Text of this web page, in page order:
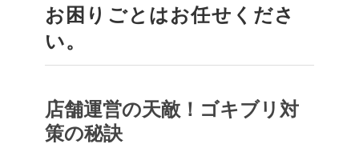
お困りごとはお任せくださ
い。
店舗運営の天敵！ゴキブリ対
策の秘訣